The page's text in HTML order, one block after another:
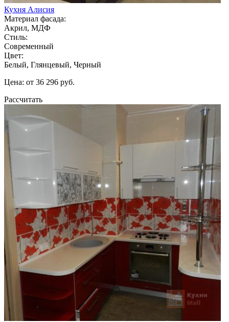
Кухня Алисия
Материал фасада:
Акрил, МДФ
Стиль:
Современный
Цвет:
Белый, Глянцевый, Черный
Цена: от 36 296 руб.
Рассчитать